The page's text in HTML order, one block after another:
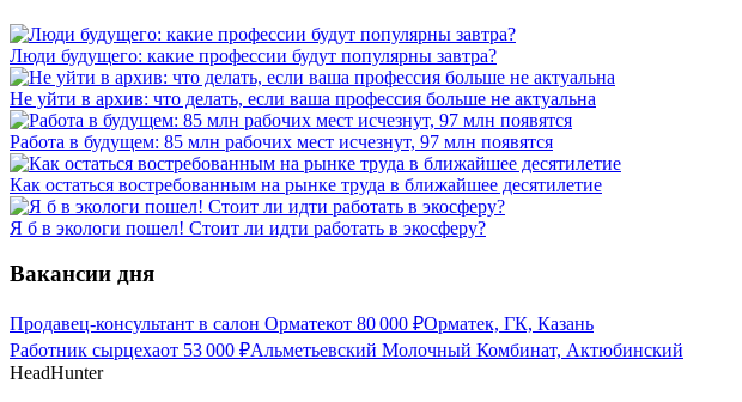
Люди будущего: какие профессии будут популярны завтра?
Не уйти в архив: что делать, если ваша профессия больше не актуальна
Работа в будущем: 85 млн рабочих мест исчезнут, 97 млн появятся
Как остаться востребованным на рынке труда в ближайшее десятилетие
Я б в экологи пошел! Стоит ли идти работать в экосферу?
Вакансии дня
Продавец-консультант в салон Орматекот 80 000 ₽Орматек, ГК, Казань
Работник сырцехаот 53 000 ₽Альметьевский Молочный Комбинат, Актюбинский
HeadHunter